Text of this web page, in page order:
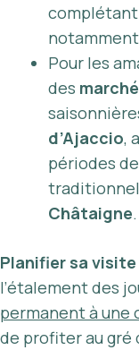
complétant
notamment
Pour les
des
d’Ajaccio,
périodes
Châtaigne.
Planifier sa visite
l’étalement des
permanent à une
de profiter au gré